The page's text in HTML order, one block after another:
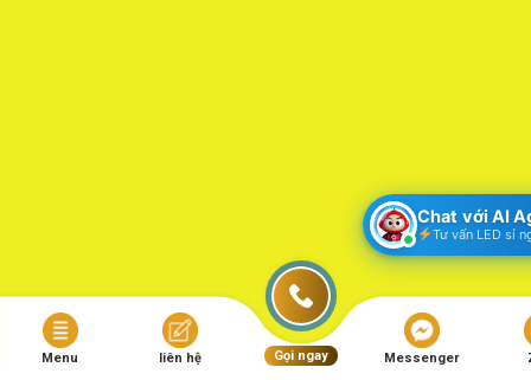
Chat với AI
Tư vấn LED sỉ
Menu liên hệ Gọi ngay Messenger